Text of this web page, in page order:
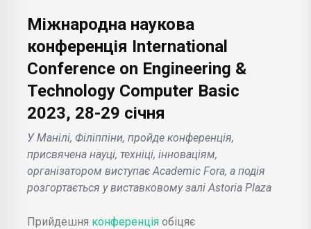
Міжнародна наукова
конференція International
Conference on Engineering &
Technology Computer Basic
2023, 28-29 січня
У Манілі, Філіппіни, пройде конференція,
присвячена науці, техніці, інноваціям,
організатором виступає Academic Fora, а подія
розгортається у виставковому залі Astoria Plaza
Прийдешня конференція обіцяє